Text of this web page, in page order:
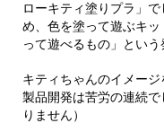
ローキティ塗りプラ」
め、色を塗って遊ぶキ
って遊べるもの」という
キティちゃんのイメー
製品開発は苦労の連続
りません）